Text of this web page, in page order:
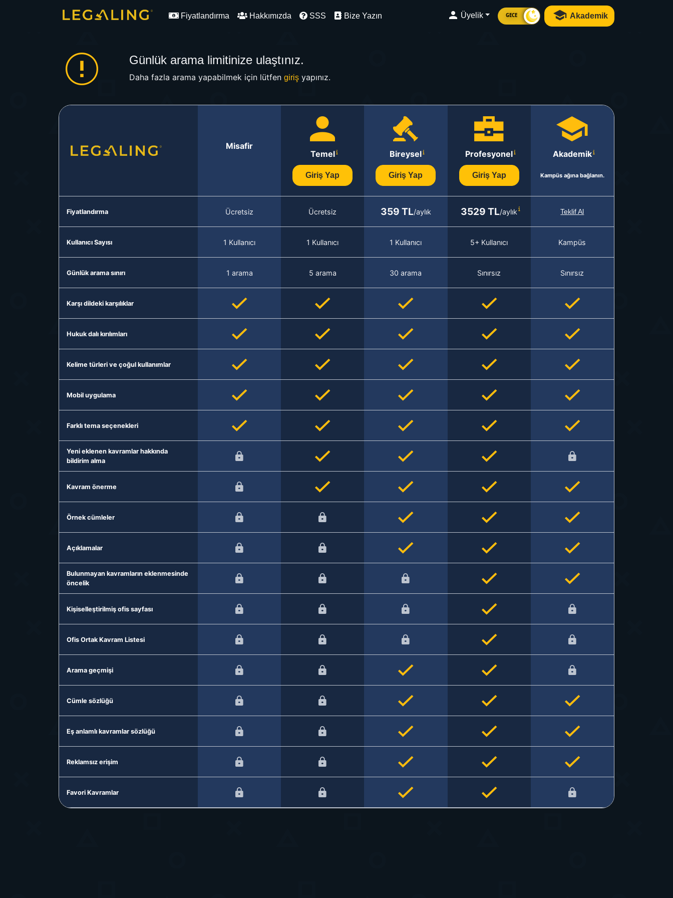
Fiyatlandırma Hakkımızda SSS Bize Yazın Üyelik GECE Akademik
Günlük arama limitinize ulaştınız.
Daha fazla arama yapabilmek için lütfen girişyapınız.
Misafir
Temel
Giriş Yap
Bireysel
Giriş Yap
Profesyonel
Giriş Yap
Akademik
Kampüs ağına bağlanın.
Fiyatlandırma Ücretsiz Ücretsiz 359 TL/aylık 3529 TL/aylık Teklif Al
Kullanıcı Sayısı 1 Kullanıcı 1 Kullanıcı 1 Kullanıcı 5+ Kullanıcı Kampüs
Günlük arama sınırı 1 arama 5 arama 30 arama Sınırsız Sınırsız
Karşı dildeki karşılıklar
Hukuk dalı kırılımları
Kelime türleri ve çoğul kullanımlar
Mobil uygulama
Farklı tema seçenekleri
Yeni eklenen kavramlar hakkında
bildirim alma
Kavram önerme
Örnek cümleler
Açıklamalar
Bulunmayan kavramların eklenmesinde
öncelik
Kişiselleştirilmiş ofis sayfası
Ofis Ortak Kavram Listesi
Arama geçmişi
Cümle sözlüğü
Eş anlamlı kavramlar sözlüğü
Reklamsız erişim
Favori Kavramlar